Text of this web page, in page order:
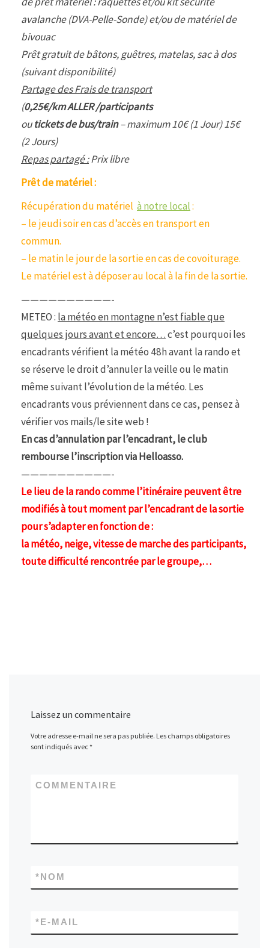
avalanche (DVA-Pelle-Sonde) et/ou de matériel de
bivouac
Prêt gratuit de bâtons, guêtres, matelas, sac à dos
(suivant disponibilité)
Partage des Frais de transport
(0,25€/km ALLER /participants
outickets de bus/train– maximum 10€ (1 Jour) 15€
(2 Jours)
Repas partagé :Prix libre
Prêt de matériel :
Récupération du matériel à notre local:
– le jeudi soir en cas d’accès en transport en
commun.
– le matin le jour de la sortie en cas de covoiturage.
Le matériel est à déposer au local à la fin de la sortie.
——————————-
METEO : la météo en montagne n’est fiable que
quelques jours avant et encore…c’est pourquoi les
encadrants vérifient la météo 48h avant la rando et
se réserve le droit d’annuler la veille ou le matin
même suivant l’évolution de la météo. Les
encadrants vous préviennent dans ce cas, pensez à
vérifier vos mails/le site web !
En cas d’annulation par l’encadrant, le club
rembourse l’inscription via Helloasso.
——————————-
Le lieu de la rando comme l’itinéraire peuvent être
modifiés à tout moment par l’encadrant de la sortie
pour s’adapter en fonction de :
la météo, neige, vitesse de marche des participants,
toute difficulté rencontrée par le groupe,…
Laissez un commentaire
Votre adresse e-mail ne sera pas publiée. Les champs obligatoires
sont indiqués avec*
COMMENTAIRE
NOM
*
E-MAIL
*